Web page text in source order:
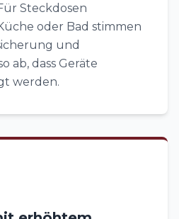
Steckdosen
oder Bad stimmen
und
ab, dass Geräte
werden.